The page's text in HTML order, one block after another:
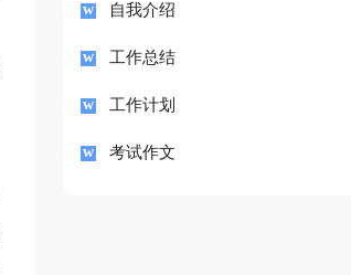
自我介绍
工作总结
工作计划
考试作文